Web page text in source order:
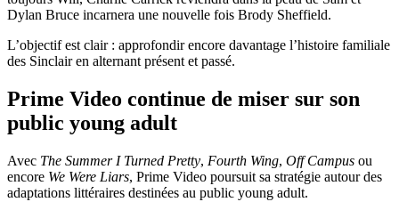
Dylan Bruce incarnera une nouvelle fois Brody Sheffield.
L’objectif est clair : approfondir encore davantage l’histoire familiale
des Sinclair en alternant présent et passé.
Prime Video continue de miser sur son
public young adult
Avec The Summer I Turned Pretty, Fourth Wing, Off Campus ou
encore We Were Liars, Prime Video poursuit sa stratégie autour des
adaptations littéraires destinées au public young adult.